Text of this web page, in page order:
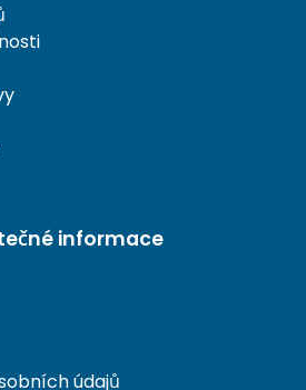
informace
údajů